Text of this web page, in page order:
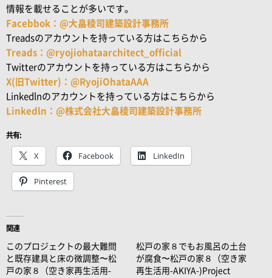
情報を載せることが多いです。
Facebbok：@大畠稜司建築設計事務所
Treadsのアカウントを持っている方はこちらから
Treads：@ryojiohataarchitect_official
Twitterのアカウントを持っている方はこちらから
X(旧Twitter)：@RyojiOhataAAA
Linkedlnのアカウントを持っている方はこちらから
Linkedln：@株式会社大畠稜司建築設計事務所
共有:
X Facebook LinkedIn
Pinterest
関連
このプロジェクトの最大難問
と既存建具と床の微調整〜松
戸の家８（空き家再生活用-
松戸の家８でもお風呂の土台
が腐食〜松戸の家８（空き家
再生活用-AKIYA-)Project